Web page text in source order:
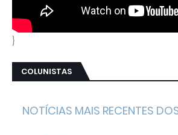
}
COLUNISTAS
NOTÍCIAS MAIS RECENTES